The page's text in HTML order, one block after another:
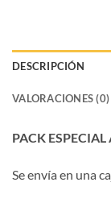
DESCRIPCIÓN
VALORACIONES (0)
PACK
Se envía en una